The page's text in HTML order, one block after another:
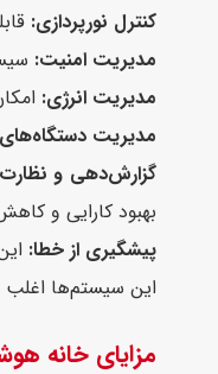
کنترل نورپردازی:
مدیریت امنیت:
مدیریت انرژی:
مدیریت
گزارش‌دهی و
بهبود کارایی و
پیشگیری از خطا:
این سیستم‌ها اغلب
مزایای خانه